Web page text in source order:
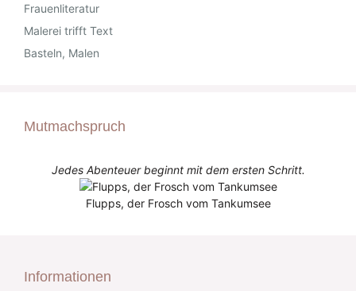
Frauenliteratur
Malerei trifft Text
Basteln, Malen
Mutmachspruch
Jedes Abenteuer beginnt mit dem ersten Schritt.
Flupps, der Frosch vom Tankumsee
Informationen